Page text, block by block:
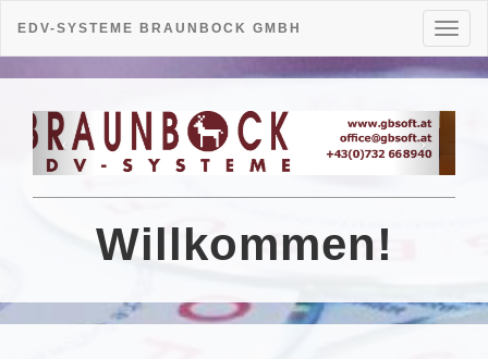
EDV-SYSTEME BRAUNBOCK GMBH
Willkommen!